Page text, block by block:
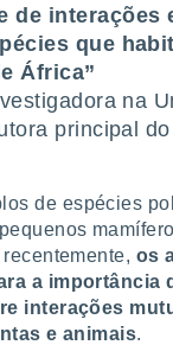
de interações
que
África”
na
principal
de espécies
os
a importância
interações
e animais.